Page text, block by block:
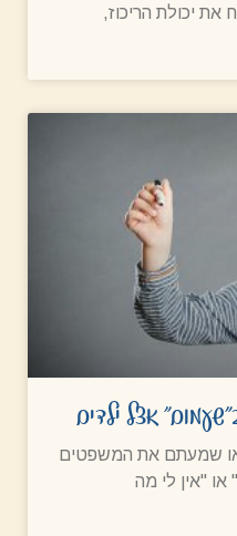
יכולת הריכוז,
אצל ילדים
שמעתם את המשפטים
"אין לי מה